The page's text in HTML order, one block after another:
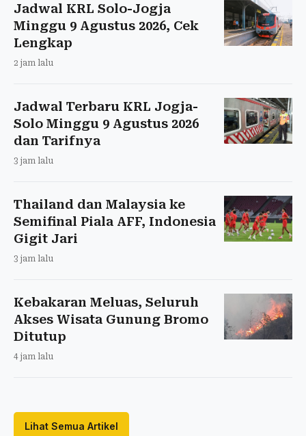
Jadwal KRL Solo-Jogja
Minggu 9 Agustus 2026, Cek
Lengkap
2 jam lalu
Jadwal Terbaru KRL Jogja-
Solo Minggu 9 Agustus 2026
dan Tarifnya
3 jam lalu
Thailand dan Malaysia ke
Semifinal Piala AFF, Indonesia
Gigit Jari
3 jam lalu
Kebakaran Meluas, Seluruh
Akses Wisata Gunung Bromo
Ditutup
4 jam lalu
Lihat Semua Artikel